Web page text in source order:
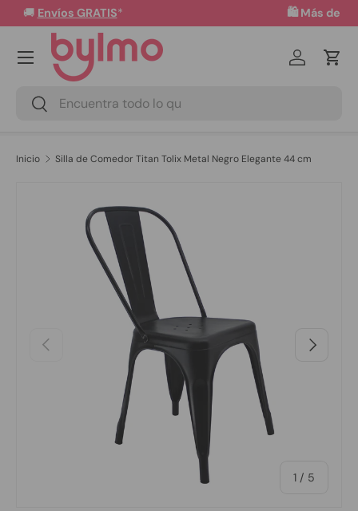
Ir al contenido
🛍️ Más de 50 mil productos disponibles!
Buscar
Buscar
Iniciar
Menú
Inicio Silla de Comedor Titan Tolix Metal Negro Elegante 44 cm
Ir directamente a la información del producto
Anterior
1 / de
5
Siguiente